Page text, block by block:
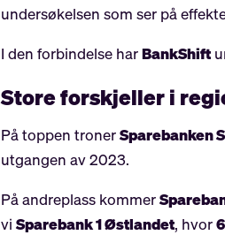
undersøkelsen som ser på
I den forbindelse harBankShift
Store forskjeller i
På toppen tronerSparebanken
utgangen av 2023.
På andreplass kommer
viSparebank 1 Østlandet, hvor